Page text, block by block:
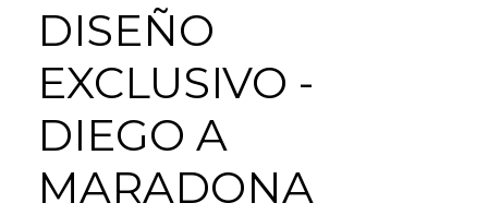
DISEÑO
EXCLUSIVO -
DIEGO A
MARADONA